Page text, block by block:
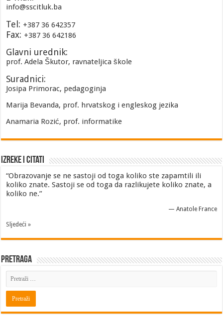
info@sscitluk.ba
Tel: +387 36 642357
Fax: +387 36 642186
Glavni urednik:
prof. Adela Škutor, ravnateljica škole
Suradnici:
Josipa Primorac, pedagoginja
Marija Bevanda, prof. hrvatskog i engleskog jezika
Anamaria Rozić, prof. informatike
Izreke i Citati
“Obrazovanje se ne sastoji od toga koliko ste zapamtili ili
koliko znate. Sastoji se od toga da razlikujete koliko znate, a
koliko ne.”
— Anatole France
Sljedeći »
Pretraga